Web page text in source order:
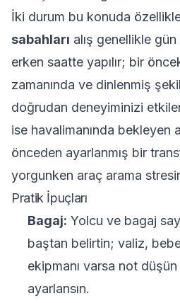
İki durum bu konuda
sabahları alış genellikle
erken saatte yapılır; bir
zamanında ve dinlenmiş
doğrudan deneyiminizi
ise havalimanında bekleyen
önceden ayarlanmış bir
yorgunken araç arama
Pratik İpuçları
Bagaj: Yolcu ve bagaj
baştan belirtin; valiz,
ekipmanı varsa not
ayarlansın.